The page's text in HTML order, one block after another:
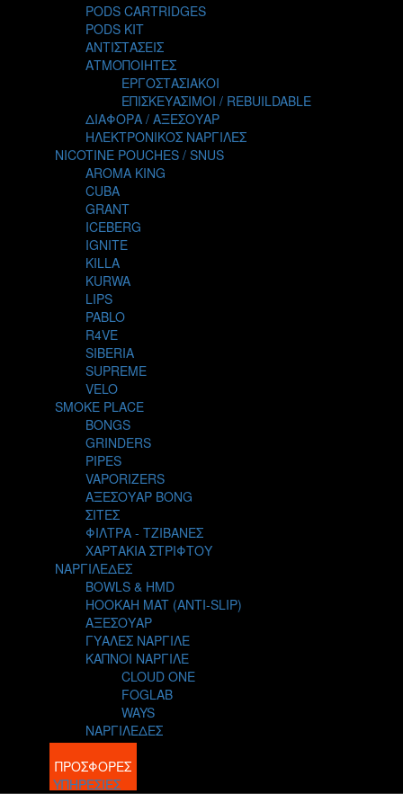
SECRET FOREST
STEAM CITY LIQUIDS
STEAM TRAIN
STEAMPUNK
TALES
TATTOO
THE ALCHEMIST
THE SMOKER'S CLUB
TIKI MAHU
TWIST
VGOD
WILD ZOO
YETI
PODS CARTRIDGES
PODS KIT
ΑΝΤΙΣΤΑΣΕΙΣ
ΑΤΜΟΠΟΙΗΤΕΣ
ΕΡΓΟΣΤΑΣΙΑΚΟΙ
ΕΠΙΣΚΕΥΑΣΙΜΟΙ / REBUILDABLE
ΔΙΑΦΟΡΑ / ΑΞΕΣΟΥΑΡ
ΗΛΕΚΤΡΟΝΙΚΟΣ ΝΑΡΓΙΛΕΣ
NICOTINE POUCHES / SNUS
AROMA KING
CUBA
GRANT
ICEBERG
IGNITE
KILLA
KURWA
LIPS
PABLO
R4VE
SIBERIA
SUPREME
VELO
SMOKE PLACE
BONGS
GRINDERS
PIPES
VAPORIZERS
ΑΞΕΣΟΥΑΡ BONG
ΣΙΤΕΣ
ΦΙΛΤΡΑ - ΤΖΙΒΑΝΕΣ
ΧΑΡΤΑΚΙΑ ΣΤΡΙΦΤΟΥ
ΝΑΡΓΙΛΕΔΕΣ
BOWLS & HMD
HOOKAH MAT (ANTI-SLIP)
ΑΞΕΣΟΥΑΡ
ΓΥΑΛΕΣ ΝΑΡΓΙΛΕ
ΚΑΠΝΟΙ ΝΑΡΓΙΛΕ
CLOUD ONE
FOGLAB
WAYS
ΝΑΡΓΙΛΕΔΕΣ
BLOG
ΠΡΟΣΦΟΡΕΣ
ΥΠΗΡΕΣΙΕΣ